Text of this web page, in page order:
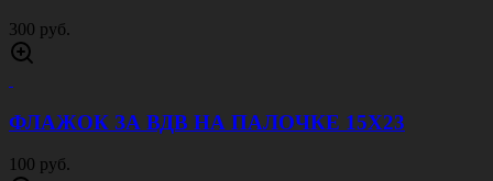
300 руб.
ФЛАЖОК ЗА ВДВ НА ПАЛОЧКЕ 15Х23
100 руб.